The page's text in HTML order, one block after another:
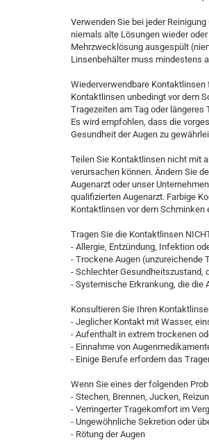
Verwenden Sie bei jeder
niemals alte Lösungen wieder
Mehrzwecklösung ausgespült
Linsenbehälter muss mindestens
Wiederverwendbare
Kontaktlinsen unbedingt vor dem
Tragezeiten am Tag oder
Es wird empfohlen, dass die
Gesundheit der Augen zu
Teilen Sie Kontaktlinsen nicht mit
verursachen können. Ändern Sie
Augenarzt oder unser
qualifizierten Augenarzt. Farbige
Kontaktlinsen vor dem Schminken
Tragen Sie die Kontaktlinsen
- Allergie, Entzündung, Infektion
- Trockene Augen (unzureichende
- Schlechter Gesundheitszustand,
- Systemische Erkrankung, die die
Konsultieren Sie Ihren
- Jeglicher Kontakt mit Wasser,
- Aufenthalt in extrem trockenen
- Einnahme von
- Einige Berufe erfordern das
Wenn Sie eines der folgenden
- Stechen, Brennen, Jucken,
- Verringerter Tragekomfort im
- Ungewöhnliche Sekretion oder
- Rötung der Augen